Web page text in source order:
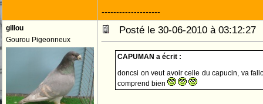
--------------------
gillou
Gourou Pigeonneux
Posté le 30-06-2010 à
CAPUMAN a écrit :
doncsi on veut avoir celle du capucin, va
comprend bien